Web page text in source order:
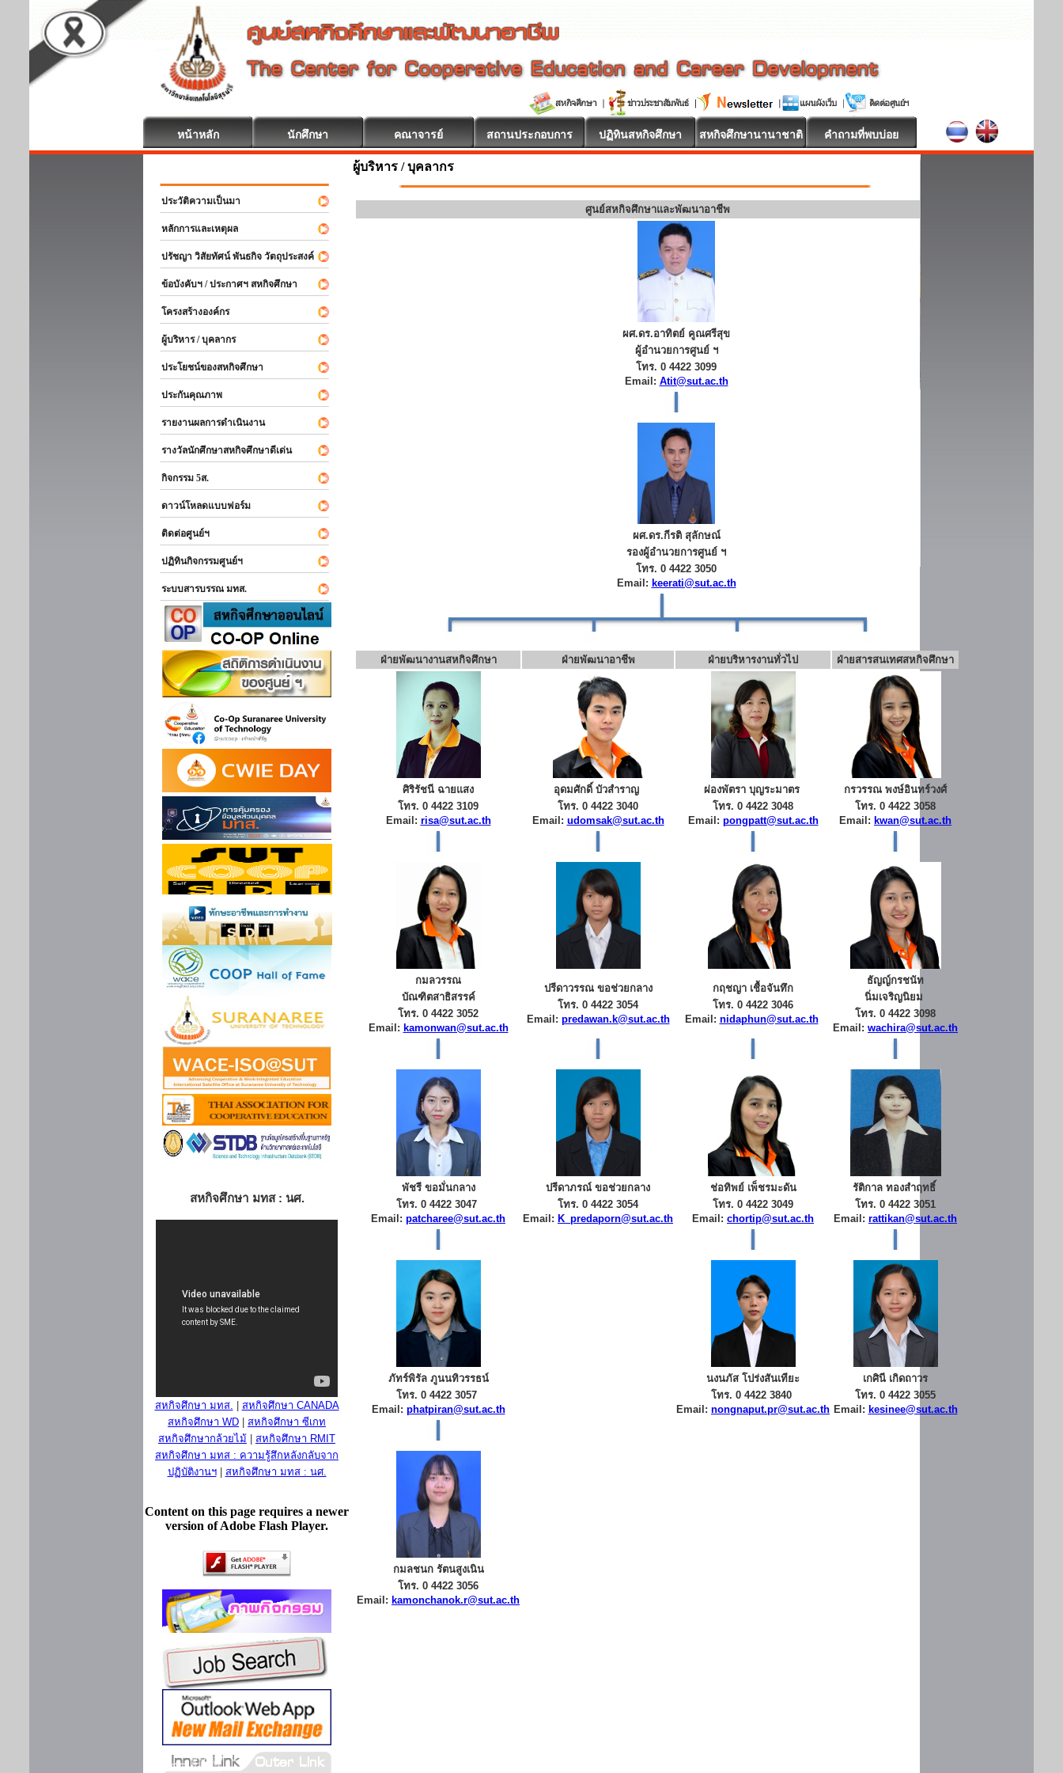
หน้าหลัก นักศึกษา คณาจารย์ สถานประกอบการ ปฏิทินสหกิจศึกษา สหกิจศึกษานานาชาติ คำถามที่พบบ่อย
สหกิจศึกษา ยินดีต้อนรับ
ประวัติความเป็นมา
หลักการและเหตุผล
ปรัชญา วิสัยทัศน์ พันธกิจ วัตถุประสงค์
ข้อบังคับฯ / ประกาศฯ สหกิจศึกษา
โครงสร้างองค์กร
ผู้บริหาร / บุคลากร
ประโยชน์ของสหกิจศึกษา
ประกันคุณภาพ
รายงานผลการดำเนินงาน
รางวัลนักศึกษาสหกิจศึกษาดีเด่น
กิจกรรม 5ส.
ดาวน์โหลดแบบฟอร์ม
ติดต่อศูนย์ฯ
ปฏิทินกิจกรรมศูนย์ฯ
ระบบสารบรรณ มทส.
สหกิจศึกษา มทส : นศ.
สหกิจศึกษา มทส.
สหกิจศึกษา CANADA
สหกิจศึกษา WD
สหกิจศึกษา ซีเกท
สหกิจศึกษากล้วยไม้
สหกิจศึกษา RMIT
สหกิจศึกษา มทส : ความรู้สึกหลังกลับจาก
ปฏิบัติงานฯ| สหกิจศึกษา มทส : นศ.
Content on this page requires a newer
version of Adobe Flash Player.
ผู้บริหาร / บุคลากร
ศูนย์สหกิจศึกษาและพัฒนาอาชีพ
ผศ.ดร.อาทิตย์ คูณศรีสุข
ผู้อำนวยการศูนย์ ฯ
โทร. 0 4422 3099
Email: Atit@sut.ac.th
ผศ.ดร.กีรติ สุลักษณ์
รองผู้อำนวยการศูนย์ ฯ
โทร. 0 4422 3050
Email: keerati@sut.ac.th
ฝ่ายพัฒนางานสหกิจศึกษา ฝ่ายพัฒนาอาชีพ ฝ่ายบริหารงานทั่วไป ฝ่ายสารสนเทศสหกิจศึกษา
ศิริรัชนี ฉายแสง
โทร. 0 4422 3109
Email: risa@sut.ac.th
อุดมศักดิ์ บัวสำราญ
โทร. 0 4422 3040
Email: udomsak@sut.ac.th
ผ่องพัตรา บุญระมาตร
โทร. 0 4422 3048
Email: pongpatt@sut.ac.th
กรวรรณ พงษ์อินทร์วงศ์
โทร. 0 4422 3058
Email: kwan@sut.ac.th
กมลวรรณ
บัณฑิตสาธิสรรค์
โทร. 0 4422 3052
Email: kamonwan@sut.ac.th
ปรีดาวรรณ ขอช่วยกลาง
โทร. 0 4422 3054
Email: predawan.k@sut.ac.th
กฤชญา เชื้อจันทึก
โทร. 0 4422 3046
Email: nidaphun@sut.ac.th
ธัญญ์กรชนัท
นิ่มเจริญนิยม
โทร. 0 4422 3098
Email: wachira@sut.ac.th
พัชรี ขอมั่นกลาง
โทร. 0 4422 3047
Email: patcharee@sut.ac.th
ปรีดาภรณ์ ขอช่วยกลาง
โทร. 0 4422 3054
Email: K_predaporn@sut.ac.th
ช่อทิพย์ เพ็ชรมะดัน
โทร. 0 4422 3049
Email: chortip@sut.ac.th
รัติกาล ทองสำฤทธิ์
โทร. 0 4422 3051
Email: rattikan@sut.ac.th
ภัทร์พิรัล ภูนนทิวรรธน์
โทร. 0 4422 3057
Email: phatpiran@sut.ac.th
นงนภัส โปร่งสันเทียะ
โทร. 0 4422 3840
Email: nongnaput.pr@sut.ac.th
เกศินี เกิดถาวร
โทร. 0 4422 3055
Email: kesinee@sut.ac.th
กมลชนก รัตนสูงเนิน
โทร. 0 4422 3056
Email: kamonchanok.r@sut.ac.th